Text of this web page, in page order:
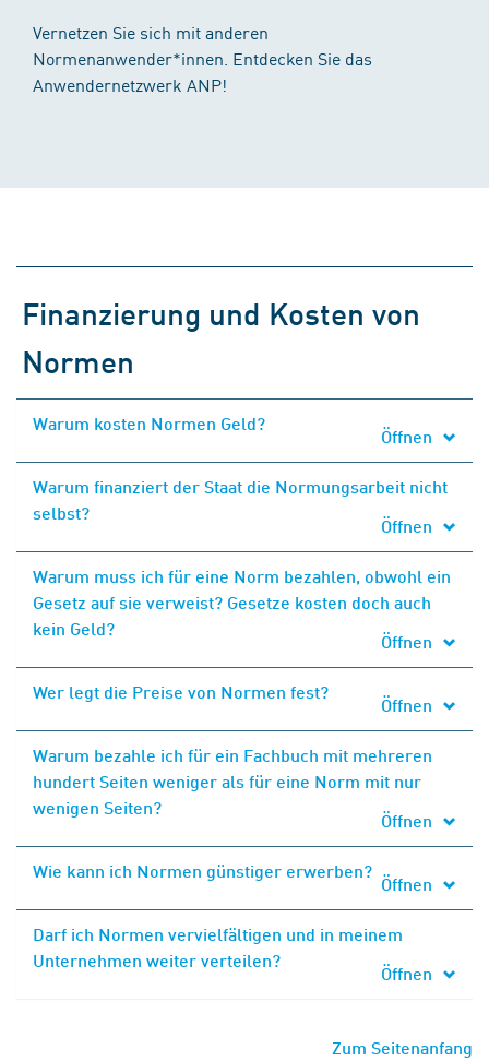
Vernetzen Sie sich mit anderen
Normenanwender*innen. Entdecken Sie das
Anwendernetzwerk ANP!
Finanzierung und Kosten von
Normen
Warum kosten Normen Geld?
Öffnen
Warum finanziert der Staat die Normungsarbeit nicht
selbst?
Öffnen
Warum muss ich für eine Norm bezahlen, obwohl ein
Gesetz auf sie verweist? Gesetze kosten doch auch
kein Geld?
Öffnen
Wer legt die Preise von Normen fest?
Öffnen
Warum bezahle ich für ein Fachbuch mit mehreren
hundert Seiten weniger als für eine Norm mit nur
wenigen Seiten?
Öffnen
Wie kann ich Normen günstiger erwerben?
Öffnen
Darf ich Normen vervielfältigen und in meinem
Unternehmen weiter verteilen?
Öffnen
Zum Seitenanfang